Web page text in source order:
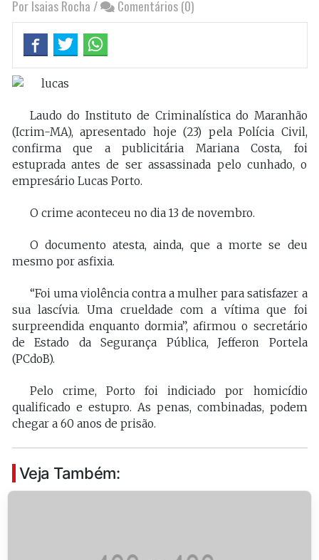
Por Isaias Rocha / Comentários (0)
Laudo do Instituto de Criminalística do Maranhão
(Icrim-MA), apresentado hoje (23) pela Polícia Civil,
confirma que a publicitária Mariana Costa, foi
estuprada antes de ser assassinada pelo cunhado, o
empresário Lucas Porto.
O crime aconteceu no dia 13 de novembro.
O documento atesta, ainda, que a morte se deu
mesmo por asfixia.
“Foi uma violência contra a mulher para satisfazer a
sua lascívia. Uma crueldade com a vítima que foi
surpreendida enquanto dormia”, afirmou o secretário
de Estado da Segurança Pública, Jefferon Portela
(PCdoB).
Pelo crime, Porto foi indiciado por homicídio
qualificado e estupro. As penas, combinadas, podem
chegar a 60 anos de prisão.
Veja Também: